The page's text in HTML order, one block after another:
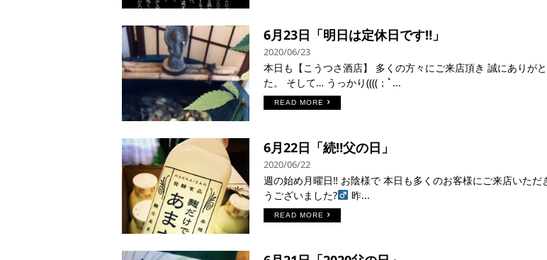
6月23日「明日は定休日です‼︎」
2020/06/23
本日も【こうつさ酒店】 多くの方々にご来店頂き 誠にありが
た。 そして… うっかり((((；ﾟ...
READ MORE
6月22日「続‼︎父の日」
2020/06/22
週の始め月曜日‼︎ お陰様で 本日も多くのお客様にご来店いただ
うございました?‍
昨...
READ MORE